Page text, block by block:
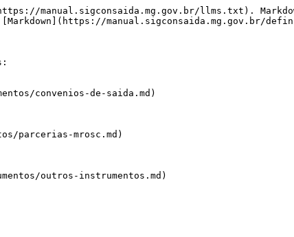
manual.sigconsaida.mg.gov.br/llms.txt).
manual.sigconsaida.mg.gov.br/
convenios-de-saida.md)
parcerias-mrosc.md)
outros-instrumentos.md)